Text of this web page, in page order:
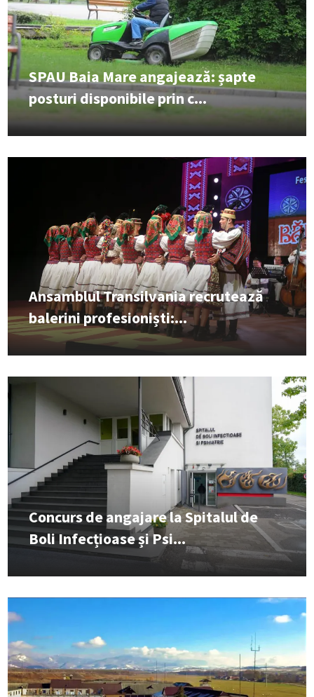
SPAU Baia Mare angajează: șapte
posturi disponibile prin c...
Ansamblul Transilvania recrutează
balerini profesioniști:...
Concurs de angajare la Spitalul de
Boli Infecțioase și Psi...